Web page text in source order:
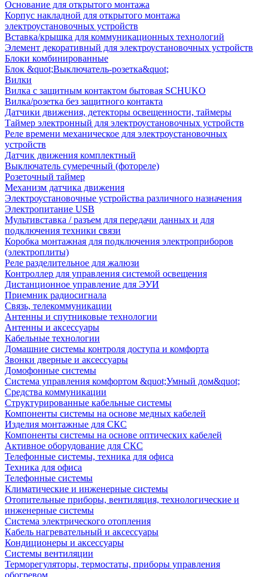
Основание для открытого монтажа
Корпус накладной для открытого монтажа
электроустановочных устройств
Вставка/крышка для коммуникационных технологий
Элемент декоративный для электроустановочных устройств
Блоки комбинированные
Блок &quot;Выключатель-розетка&quot;
Вилки
Вилка с защитным контактом бытовая SCHUKO
Вилка/розетка без защитного контакта
Датчики движения, детекторы освещенности, таймеры
Таймер электронный для электроустановочных устройств
Реле времени механическое для электроустановочных
устройств
Датчик движения комплектный
Выключатель сумеречный (фотореле)
Розеточный таймер
Механизм датчика движения
Электроустановочные устройства различного назначения
Электропитание USB
Мультивставка / разъем для передачи данных и для
подключения техники связи
Коробка монтажная для подключения электроприборов
(электроплиты)
Реле разделительное для жалюзи
Контроллер для управления системой освещения
Дистанционное управление для ЭУИ
Приемник радиосигнала
Связь, телекоммуникации
Антенны и спутниковые технологии
Антенны и аксессуары
Кабельные технологии
Домашние системы контроля доступа и комфорта
Звонки дверные и аксессуары
Домофонные системы
Система управления комфортом &quot;Умный дом&quot;
Средства коммуникации
Структурированные кабельные системы
Компоненты системы на основе медных кабелей
Изделия монтажные для СКС
Компоненты системы на основе оптических кабелей
Активное оборудование для СКС
Телефонные системы, техника для офиса
Техника для офиса
Телефонные системы
Климатические и инженерные системы
Отопительные приборы, вентиляция, технологические и
инженерные системы
Система электрического отопления
Кабель нагревательный и аксессуары
Кондиционеры и аксессуары
Системы вентиляции
Терморегуляторы, термостаты, приборы управления
обогревом